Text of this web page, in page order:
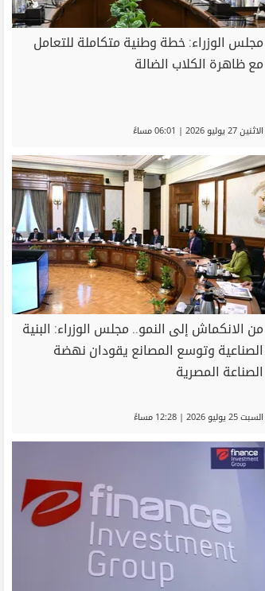
مجلس الوزراء: خطة وطنية متكاملة للتعامل
مع ظاهرة الكلاب الضالة
الاثنين 27 يوليو 2026 | 06:01 مساءً
من الانكماش إلى النمو.. مجلس الوزراء: البنية
الصناعية وتوسع المصانع يقودان نهضة
الصناعة المصرية
السبت 25 يوليو 2026 | 12:28 مساءً